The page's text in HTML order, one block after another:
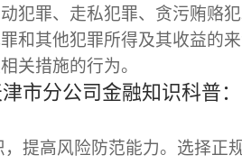
犯罪、走私犯罪、贪污贿赂
和其他犯罪所得及其收益的
关措施的行为。
市分公司金融知识科普
，提高风险防范能力。选择正